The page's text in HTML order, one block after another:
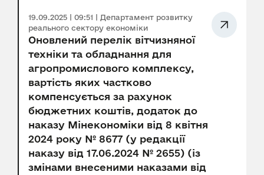
19.09.2025 | 09:51 | Департамент розвитку
реального сектору економіки
Оновлений перелік вітчизняної
техніки та обладнання для
агропромислового комплексу,
вартість яких частково
компенсується за рахунок
бюджетних коштів, додаток до
наказу Мінекономіки від 8 квітня
2024 року № 8677 (у редакції
наказу від 17.06.2024 № 2655) (із
змінами внесеними наказами від